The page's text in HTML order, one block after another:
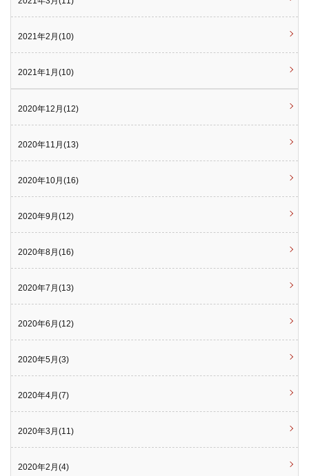
2021年2月(10)
2021年1月(10)
2020年12月(12)
2020年11月(13)
2020年10月(16)
2020年9月(12)
2020年8月(16)
2020年7月(13)
2020年6月(12)
2020年5月(3)
2020年4月(7)
2020年3月(11)
2020年2月(4)